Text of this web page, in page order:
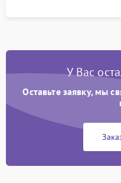
У Вас
Оставьте заявку, мы